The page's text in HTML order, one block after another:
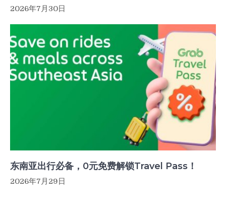
2026年7月30日
东南亚出行必备，0元免费解锁Travel Pass！
2026年7月29日